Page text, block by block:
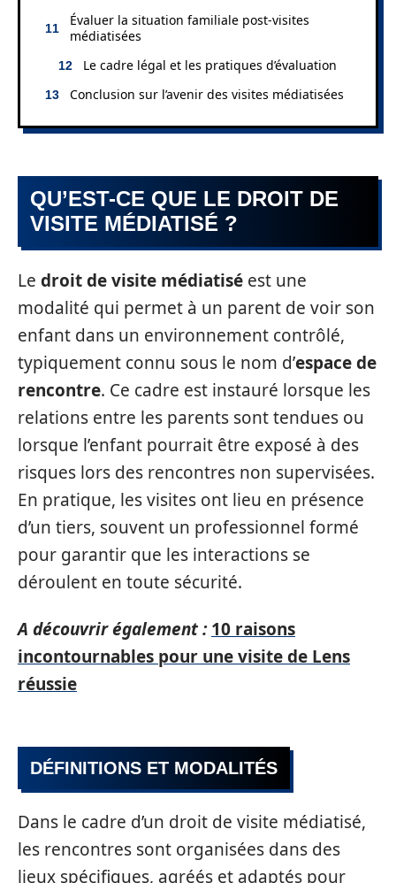
Évaluer la situation familiale post-visites
médiatisées
Le cadre légal et les pratiques d’évaluation
Conclusion sur l’avenir des visites médiatisées
QU’EST-CE QUE LE DROIT DE
VISITE MÉDIATISÉ ?
Le droit de visite médiatisé est une
modalité qui permet à un parent de voir son
enfant dans un environnement contrôlé,
typiquement connu sous le nom d’espace de
rencontre. Ce cadre est instauré lorsque les
relations entre les parents sont tendues ou
lorsque l’enfant pourrait être exposé à des
risques lors des rencontres non supervisées.
En pratique, les visites ont lieu en présence
d’un tiers, souvent un professionnel formé
pour garantir que les interactions se
déroulent en toute sécurité.
A découvrir également : 10 raisons
incontournables pour une visite de Lens
réussie
DÉFINITIONS ET MODALITÉS
Dans le cadre d’un droit de visite médiatisé,
les rencontres sont organisées dans des
lieux spécifiques, agréés et adaptés pour